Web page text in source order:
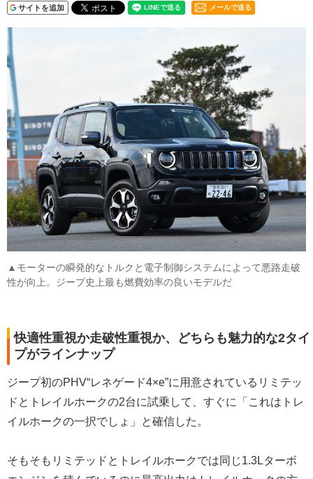
サイトを追加 メールで送る
▲モーターの瞬発的なトルクと電子制御システムによって悪路走破
性が向上。ジープ史上最も燃費効率の良いモデルだ
快適性重視か走破性重視か、どちらも魅力的な2タイ
プがラインナップ
ジープ初のPHV“レネゲード4×e”に用意されているリミテッ
ドとトレイルホークの2台に試乗して、すぐに「これはトレ
イルホークの一択でしょ」と確信した。
そもそもリミテッドとトレイルホークでは同じ1.3Lターボ